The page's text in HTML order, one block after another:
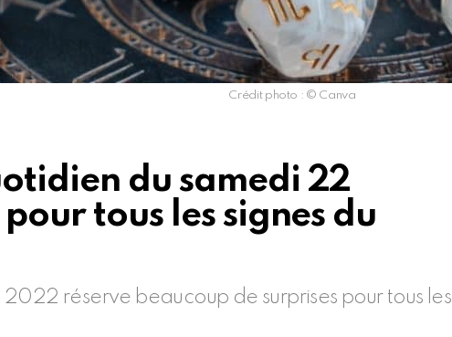
Crédit photo : © Canva
du samedi 22
tous les signes du
réserve beaucoup de surprises pour tous les